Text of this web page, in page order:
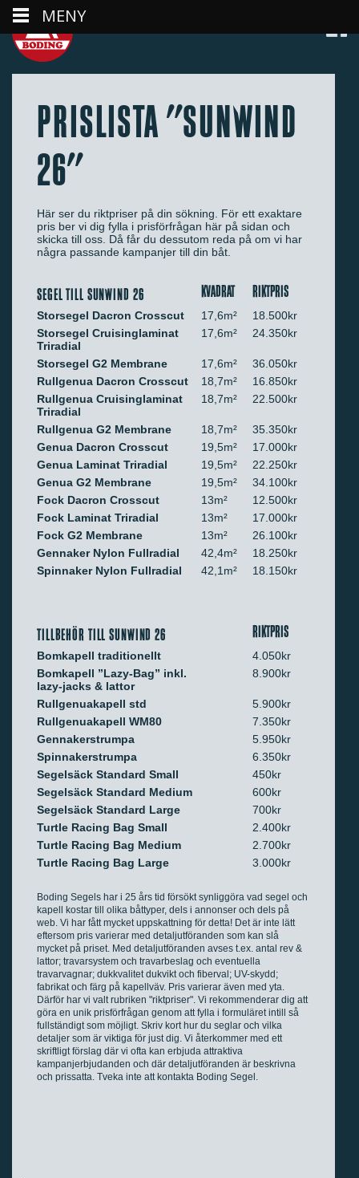
PRISLISTA "SUNWIND
26"
Här ser du riktpriser på din sökning. För ett exaktare
pris ber vi dig fylla i prisförfrågan här på sidan och
skicka till oss. Då får du dessutom reda på om vi har
några passande kampanjer till din båt.
SEGEL TILL SUNWIND 26 KVADRAT RIKTPRIS
Storsegel Dacron Crosscut 17,6m²
18.500kr
Storsegel Cruisinglaminat
Triradial
17,6m² 24.350kr
Storsegel G2 Membrane 17,6m²
36.050kr
Rullgenua Dacron Crosscut
18,7m²
16.850kr
Rullgenua Cruisinglaminat
Triradial
18,7m² 22.500kr
Rullgenua G2 Membrane 18,7m²
35.350kr
Genua Dacron Crosscut
19,5m²
17.000kr
Genua Laminat Triradial
19,5m²
22.250kr
Genua G2 Membrane
19,5m²
34.100kr
Fock Dacron Crosscut
13m²
12.500kr
Fock Laminat Triradial
13m²
17.000kr
Fock G2 Membrane
13m²
26.100kr
Gennaker Nylon Fullradial
42,4m²
18.250kr
Spinnaker Nylon Fullradial
42,1m² 18.150kr
TILLBEHÖR TILL SUNWIND 26 RIKTPRIS
Bomkapell traditionellt
4.050kr
Bomkapell ”Lazy-Bag” inkl.
lazy-jacks & lattor
8.900kr
Rullgenuakapell std
5.900kr
Rullgenuakapell WM80
7.350kr
Gennakerstrumpa
5.950kr
Spinnakerstrumpa
6.350kr
Segelsäck Standard Small
450kr
Segelsäck Standard Medium
600kr
Segelsäck Standard Large
700kr
Turtle Racing Bag Small
2.400kr
Turtle Racing Bag Medium
2.700kr
Turtle Racing Bag Large
3.000kr
Boding Segels har i 25 års tid försökt synliggöra vad segel och
kapell kostar till olika båttyper, dels i annonser och dels på
web. Vi har fått mycket uppskattning för detta! Det är inte lätt
eftersom pris varierar med detaljutföranden som kan slå
mycket på priset. Med detaljutföranden avses t.ex. antal rev &
lattor; travarsystem och travarbeslag och eventuella
travarvagnar; dukkvalitet dukvikt och fiberval; UV-skydd;
fabrikat och färg på kapellväv. Pris varierar även med yta.
Därför har vi valt rubriken "riktpriser". Vi rekommenderar dig att
göra en unik prisförfrågan genom att fylla i formuläret intill så
fullständigt som möjligt. Skriv kort hur du seglar och vilka
detaljer som är viktiga för just dig. Vi återkommer med ett
skriftligt förslag där vi ofta kan erbjuda attraktiva
kampanjerbjudanden och där detaljutföranden är beskrivna
och prissatta. Tveka inte att kontakta Boding Segel.
MENY